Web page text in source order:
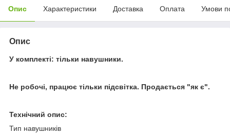
Опис Характеристики Доставка Оплата Умови
Опис
У комплекті: тільки навушники.
Не робочі, працює тільки підсвітка. Продається "як є".
Технічний опис:
Тип навушників